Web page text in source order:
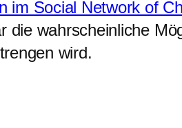
im Social Network of
wahrscheinliche
wird.